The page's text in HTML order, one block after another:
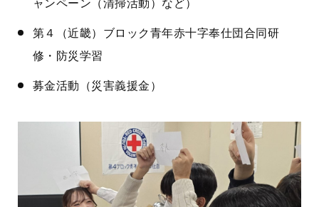
ャンペーン（清掃活動）など）
第４（近畿）ブロック青年赤十字奉仕団合同研
修・防災学習
募金活動（災害義援金）